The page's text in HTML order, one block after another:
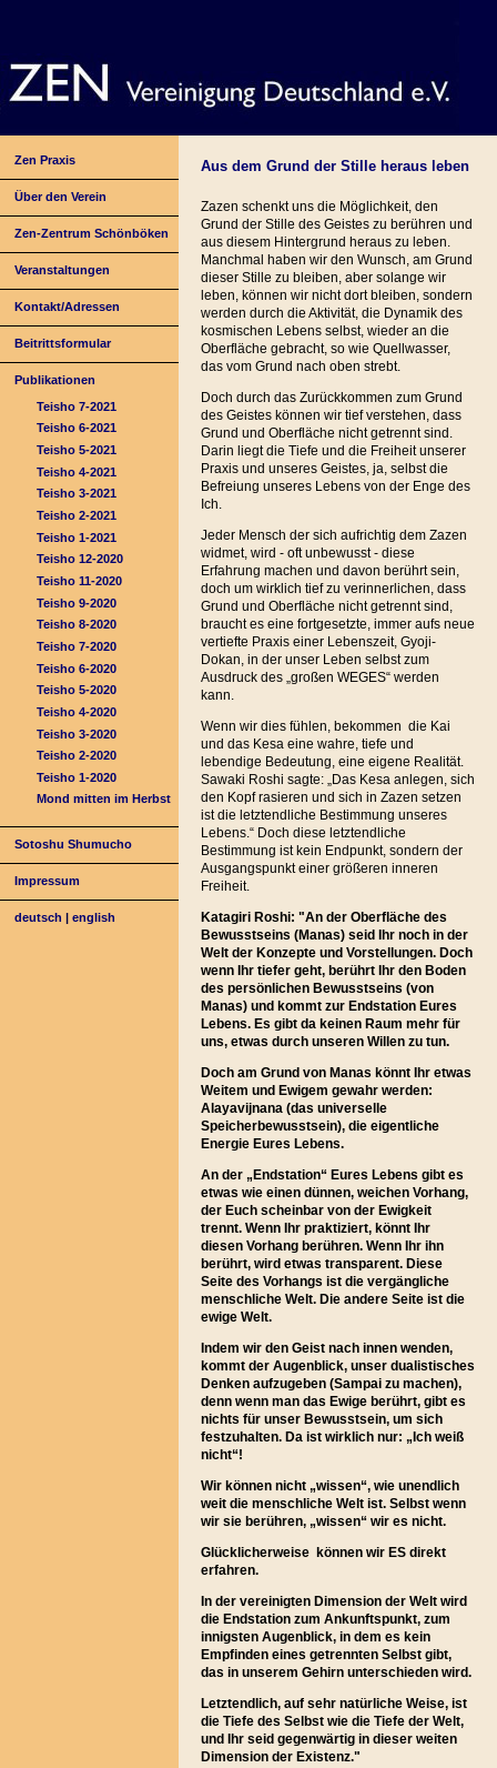
Zen Praxis
Über den Verein
Zen-Zentrum Schönböken
Veranstaltungen
Kontakt/Adressen
Beitrittsformular
Publikationen
Teisho 7-2021
Teisho 6-2021
Teisho 5-2021
Teisho 4-2021
Teisho 3-2021
Teisho 2-2021
Teisho 1-2021
Teisho 12-2020
Teisho 11-2020
Teisho 9-2020
Teisho 8-2020
Teisho 7-2020
Teisho 6-2020
Teisho 5-2020
Teisho 4-2020
Teisho 3-2020
Teisho 2-2020
Teisho 1-2020
Mond mitten im Herbst
Sotoshu Shumucho
Impressum
deutsch |english
Aus dem Grund der Stille heraus leben
Zazen schenkt uns die Möglichkeit, den
Grund der Stille des Geistes zu berühren und
aus diesem Hintergrund heraus zu leben.
Manchmal haben wir den Wunsch, am Grund
dieser Stille zu bleiben, aber solange wir
leben, können wir nicht dort bleiben, sondern
werden durch die Aktivität, die Dynamik des
kosmischen Lebens selbst, wieder an die
Oberfläche gebracht, so wie Quellwasser,
das vom Grund nach oben strebt.
Doch durch das Zurückkommen zum Grund
des Geistes können wir tief verstehen, dass
Grund und Oberfläche nicht getrennt sind.
Darin liegt die Tiefe und die Freiheit unserer
Praxis und unseres Geistes, ja, selbst die
Befreiung unseres Lebens von der Enge des
Ich.
Jeder Mensch der sich aufrichtig dem Zazen
widmet, wird - oft unbewusst - diese
Erfahrung machen und davon berührt sein,
doch um wirklich tief zu verinnerlichen, dass
Grund und Oberfläche nicht getrennt sind,
braucht es eine fortgesetzte, immer aufs neue
vertiefte Praxis einer Lebenszeit, Gyoji-
Dokan, in der unser Leben selbst zum
Ausdruck des „großen WEGES“ werden
kann.
Wenn wir dies fühlen, bekommen die Kai
und das Kesa eine wahre, tiefe und
lebendige Bedeutung, eine eigene Realität.
Sawaki Roshi sagte: „Das Kesa anlegen, sich
den Kopf rasieren und sich in Zazen setzen
ist die letztendliche Bestimmung unseres
Lebens.“ Doch diese letztendliche
Bestimmung ist kein Endpunkt, sondern der
Ausgangspunkt einer größeren inneren
Freiheit.
Katagiri Roshi: "An der Oberfläche des
Bewusstseins (Manas) seid Ihr noch in der
Welt der Konzepte und Vorstellungen. Doch
wenn Ihr tiefer geht, berührt Ihr den Boden
des persönlichen Bewusstseins (von
Manas) und kommt zur Endstation Eures
Lebens. Es gibt da keinen Raum mehr für
uns, etwas durch unseren Willen zu tun.
Doch am Grund von Manas könnt Ihr etwas
Weitem und Ewigem gewahr werden:
Alayavijnana (das universelle
Speicherbewusstsein), die eigentliche
Energie Eures Lebens.
An der „Endstation“ Eures Lebens gibt es
etwas wie einen dünnen, weichen Vorhang,
der Euch scheinbar von der Ewigkeit
trennt. Wenn Ihr praktiziert, könnt Ihr
diesen Vorhang berühren. Wenn Ihr ihn
berührt, wird etwas transparent. Diese
Seite des Vorhangs ist die vergängliche
menschliche Welt. Die andere Seite ist die
ewige Welt.
Indem wir den Geist nach innen wenden,
kommt der Augenblick, unser dualistisches
Denken aufzugeben (Sampai zu machen),
denn wenn man das Ewige berührt, gibt es
nichts für unser Bewusstsein, um sich
festzuhalten. Da ist wirklich nur: „Ich weiß
nicht“!
Wir können nicht „wissen“, wie unendlich
weit die menschliche Welt ist. Selbst wenn
wir sie berühren, „wissen“ wir es nicht.
Glücklicherweise können wir ES direkt
erfahren.
In der vereinigten Dimension der Welt wird
die Endstation zum Ankunftspunkt, zum
innigsten Augenblick, in dem es kein
Empfinden eines getrennten Selbst gibt,
das in unserem Gehirn unterschieden wird.
Letztendlich, auf sehr natürliche Weise, ist
die Tiefe des Selbst wie die Tiefe der Welt,
und Ihr seid gegenwärtig in dieser weiten
Dimension der Existenz."